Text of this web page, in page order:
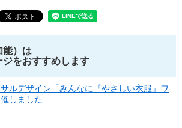
能）は
ジをおすすめします
ルデザイン「みんなに『やさしい衣服』ワ
しました